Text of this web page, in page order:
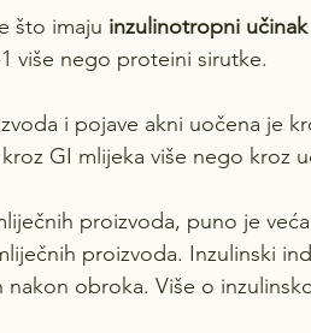
što imaju inzulinotropni učinak
više nego proteini sirutke.
i pojave akni uočena je
GI mlijeka više nego kroz
proizvoda, puno je
proizvoda. Inzulinski
nakon obroka. Više o